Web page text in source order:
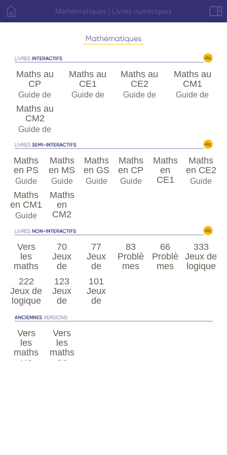
Mathématiques | Livres numériques
Maths au
CP
Guide de
l'enseignant
Maths au
CE1
Guide de
Maths au
CE2
Guide de
Maths au
CM1
Guide de
Maths au
CM2
Guide de
Maths
en PS
Guide
de
l'enseig
nant
Maths
en MS
Guide
de
l'enseig
nant
Maths
en GS
Guide
Maths
en CP
Guide
Maths
en
CE1
Maths
en CE2
Guide
Maths
en CM1
Guide
l'enseig
Maths
en
CM2
de
l'enseig
nant
Vers
les
maths
PS
70
Jeux
de
logique
2 à 6
ans
77
Jeux
de
logique
6 à 8
ans
83
Problè
mes
66
Problè
mes
333
Jeux de
logique
222
Jeux de
logique
ans
123
Jeux
de
es
8 à 13
ans
101
Jeux
de
es
Vers
les
maths
MS
Vers
les
maths
GS